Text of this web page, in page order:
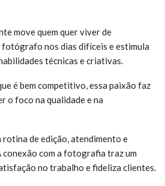
move quem quer viver de
nos dias difíceis e estimula
técnicas e criativas.
é bem competitivo, essa paixão faz
o foco na qualidade e na
rotina de edição, atendimento e
conexão com a fotografia traz um
no trabalho e fideliza clientes.